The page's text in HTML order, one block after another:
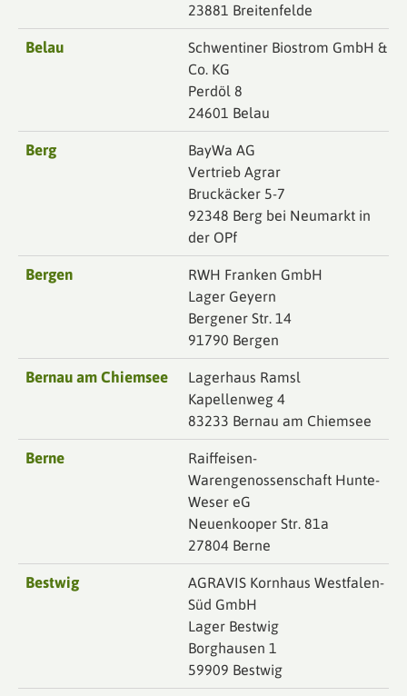
23881 Breitenfelde
Belau
Schwentiner Biostrom GmbH &
Co. KG
Perdöl 8
24601 Belau
Berg
BayWa AG
Vertrieb Agrar
Bruckäcker 5-7
92348 Berg bei Neumarkt in
der OPf
Bergen
RWH Franken GmbH
Lager Geyern
Bergener Str. 14
91790 Bergen
Bernau am Chiemsee
Lagerhaus Ramsl
Kapellenweg 4
83233 Bernau am Chiemsee
Berne
Raiffeisen-
Warengenossenschaft Hunte-
Weser eG
Neuenkooper Str. 81a
27804 Berne
Bestwig
AGRAVIS Kornhaus Westfalen-
Süd GmbH
Lager Bestwig
Borghausen 1
59909 Bestwig